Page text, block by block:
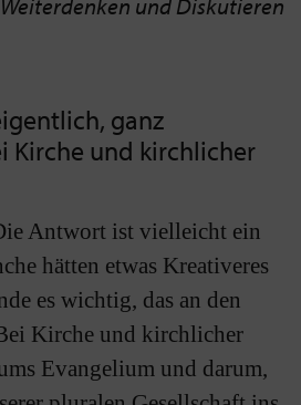
ganz
Kirche und kirchlicher
Antwort ist vielleicht ein
hätten etwas Kreativeres
es wichtig, das an den
Kirche und kirchlicher
Evangelium und darum,